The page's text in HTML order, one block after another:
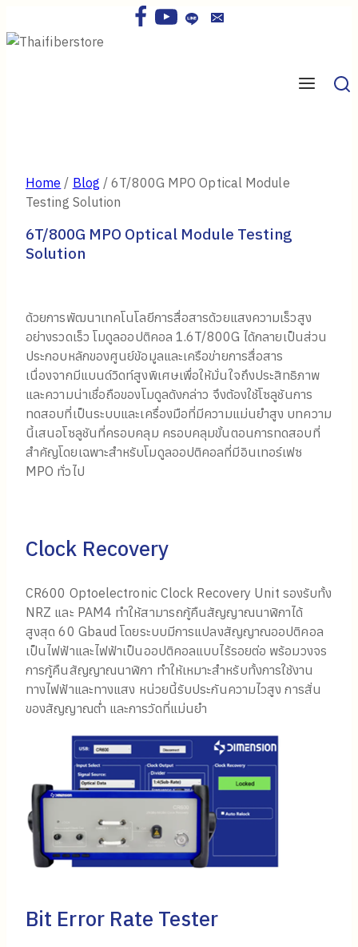
to
Home / Blog / 6T/800G MPO Optical Module
Testing Solution
6T/800G MPO Optical Module Testing
Solution
ด้วยการพัฒนาเทคโนโลยีการสื่อสารด้วยแสงความเร็วสูง
อย่างรวดเร็ว โมดูลออปติคอล 1.6T/800G ได้กลายเป็นส่วน
ประกอบหลักของศูนย์ข้อมูลและเครือข่ายการสื่อสาร
เนื่องจากมีแบนด์วิดท์สูงพิเศษเพื่อให้มั่นใจถึงประสิทธิภาพ
และความน่าเชื่อถือของโมดูลดังกล่าว จึงต้องใช้โซลูชันการ
ทดสอบที่เป็นระบบและเครื่องมือที่มีความแม่นยำสูง บทความ
นี้เสนอโซลูชันที่ครอบคลุม ครอบคลุมขั้นตอนการทดสอบที่
สำคัญโดยเฉพาะสำหรับโมดูลออปติคอลที่มีอินเทอร์เฟซ
MPO ทั่วไป
Clock Recovery
CR600 Optoelectronic Clock Recovery Unit รองรับทั้ง
NRZ และ PAM4 ทำให้สามารถกู้คืนสัญญาณนาฬิกาได้
สูงสุด 60 Gbaud โดยระบบมีการแปลงสัญญาณออปติคอล
เป็นไฟฟ้าและไฟฟ้าเป็นออปติคอลแบบไร้รอยต่อ พร้อมวงจร
การกู้คืนสัญญาณนาฬิกา ทำให้เหมาะสำหรับทั้งการใช้งาน
ทางไฟฟ้าและทางแสง หน่วยนี้รับประกันความไวสูง การสั่น
ของสัญญาณต่ำ และการวัดที่แม่นยำ
Bit Error Rate Tester